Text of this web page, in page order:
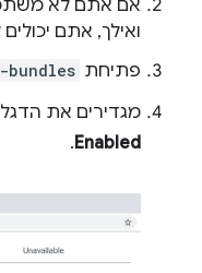
ואילך, אתם
פתיחת
מגדירים את
Enabled
.